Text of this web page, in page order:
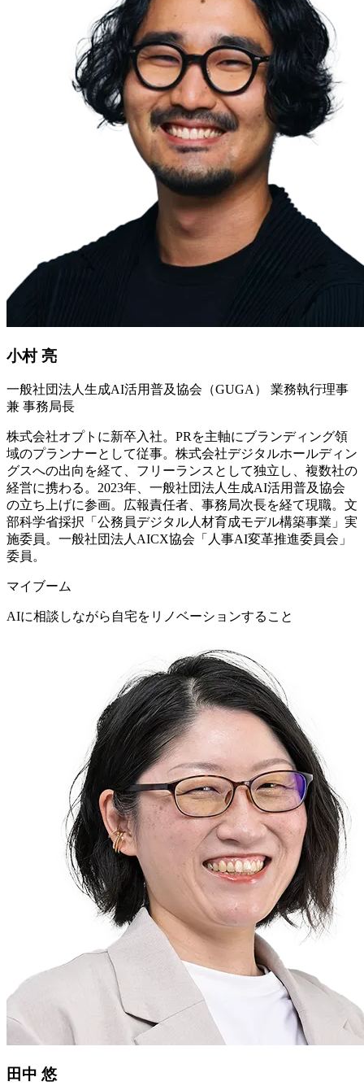
小村 亮
一般社団法人生成AI活用普及協会（GUGA） 業務執行理事
兼 事務局長
株式会社オプトに新卒入社。PRを主軸にブランディング領
域のプランナーとして従事。株式会社デジタルホールディン
グスへの出向を経て、フリーランスとして独立し、複数社の
経営に携わる。2023年、一般社団法人生成AI活用普及協会
の立ち上げに参画。広報責任者、事務局次長を経て現職。文
部科学省採択「公務員デジタル人材育成モデル構築事業」実
施委員。一般社団法人AICX協会「人事AI変革推進委員会」
委員。
マイブーム
AIに相談しながら自宅をリノベーションすること
田中 悠